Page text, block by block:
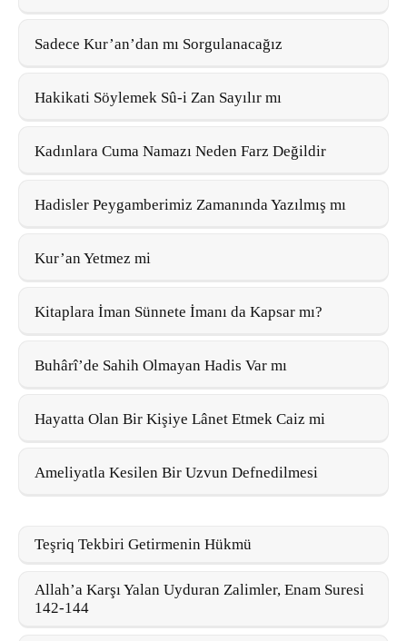
Sadece Kur’an’dan mı Sorgulanacağız
Hakikati Söylemek Sû-i Zan Sayılır mı
Kadınlara Cuma Namazı Neden Farz Değildir
Hadisler Peygamberimiz Zamanında Yazılmış mı
Kur’an Yetmez mi
Kitaplara İman Sünnete İmanı da Kapsar mı?
Buhârî’de Sahih Olmayan Hadis Var mı
Hayatta Olan Bir Kişiye Lânet Etmek Caiz mi
Ameliyatla Kesilen Bir Uzvun Defnedilmesi
Teşriq Tekbiri Getirmenin Hükmü
Allah’a Karşı Yalan Uyduran Zalimler, Enam Suresi
142-144